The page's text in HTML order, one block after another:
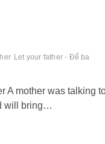
Let your father - Để ba
A mother was talking
will bring…